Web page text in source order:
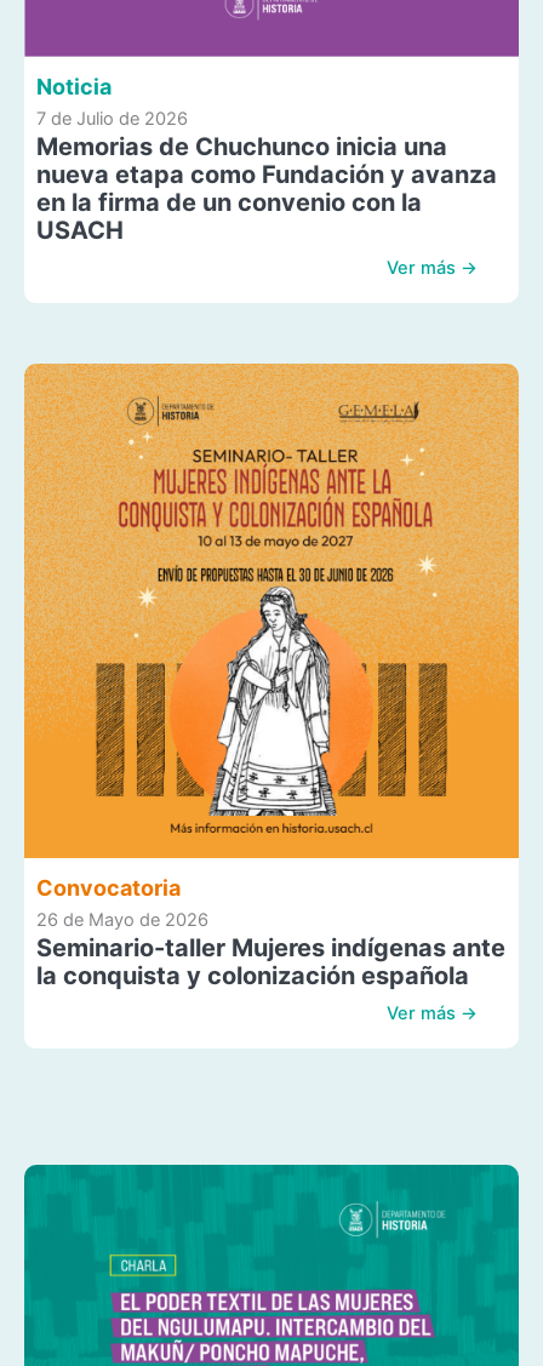
Noticia
7 de Julio de 2026
Memorias de Chuchunco inicia una
nueva etapa como Fundación y avanza
en la firma de un convenio con la
USACH
Ver más →
Convocatoria
26 de Mayo de 2026
Seminario-taller Mujeres indígenas ante
la conquista y colonización española
Ver más →